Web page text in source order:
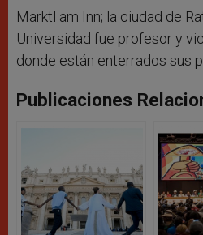
Marktl am Inn; la ciudad de
Universidad fue profesor y
donde están enterrados sus
Publicaciones